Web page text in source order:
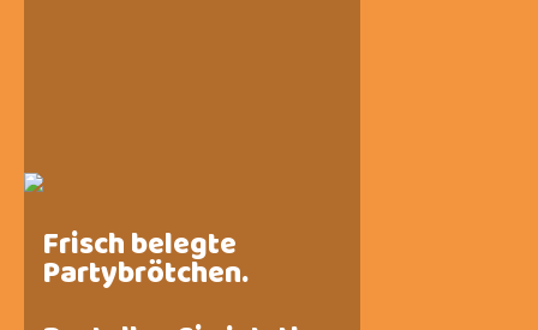
Frisch belegte
Partybrötchen.